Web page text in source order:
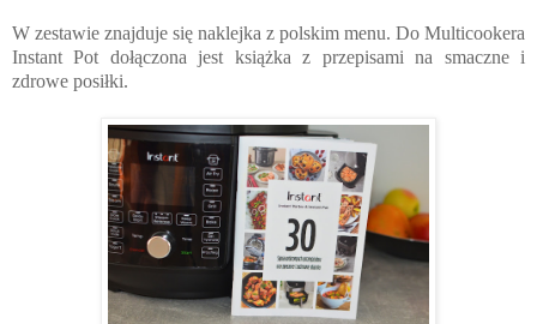
W zestawie znajduje się naklejka z polskim menu. Do Multicookera
Instant Pot dołączona jest książka z przepisami na smaczne i
zdrowe posiłki.